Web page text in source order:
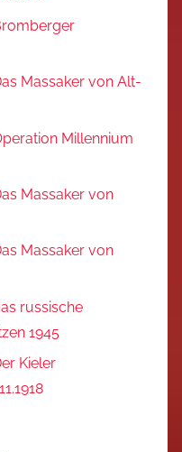
Massaker von Alt-
Millennium
Massaker von
Massaker von
russische
1945
Kieler